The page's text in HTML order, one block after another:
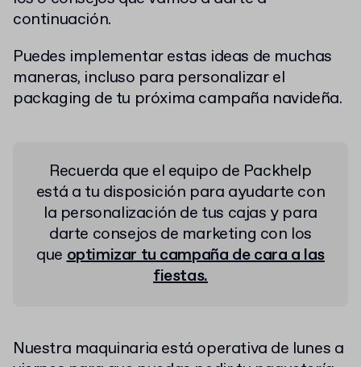
continuación.
Puedes implementar estas ideas de muchas
maneras, incluso para personalizar el
packaging de tu próxima campaña navideña.
Recuerda que el equipo de Packhelp
está a tu disposición para ayudarte con
la personalización de tus cajas y para
darte consejos de marketing con los
queoptimizar tu campaña de cara a las
fiestas.
Nuestra maquinaria está operativa de lunes a